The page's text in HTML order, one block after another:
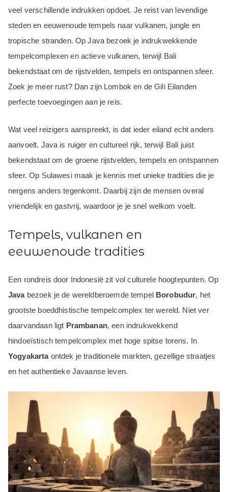
veel verschillende indrukken opdoet. Je reist van levendige
steden en eeuwenoude tempels naar vulkanen, jungle en
tropische stranden. Op Java bezoek je indrukwekkende
tempelcomplexen en actieve vulkanen, terwijl Bali
bekendstaat om de rijstvelden, tempels en ontspannen sfeer.
Zoek je meer rust? Dan zijn Lombok en de Gili Eilanden
perfecte toevoegingen aan je reis.
Wat veel reizigers aanspreekt, is dat ieder eiland echt anders
aanvoelt. Java is ruiger en cultureel rijk, terwijl Bali juist
bekendstaat om de groene rijstvelden, tempels en ontspannen
sfeer. Op Sulawesi maak je kennis met unieke tradities die je
nergens anders tegenkomt. Daarbij zijn de mensen overal
vriendelijk en gastvrij, waardoor je je snel welkom voelt.
Tempels, vulkanen en
eeuwenoude tradities
Een rondreis door Indonesië zit vol culturele hoogtepunten. Op
Javabezoek je de wereldberoemde tempel Borobudur, het
grootste boeddhistische tempelcomplex ter wereld. Niet ver
daarvandaan ligt Prambanan, een indrukwekkend
hindoeïstisch tempelcomplex met hoge spitse torens. In
Yogyakartaontdek je traditionele markten, gezellige straatjes
en het authentieke Javaanse leven.